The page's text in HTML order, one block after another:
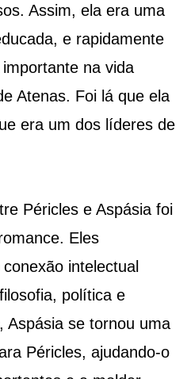
Assim, ela era uma
e rapidamente
na vida
Atenas. Foi lá que ela
era um dos líderes de
Péricles e Aspásia foi
Eles
intelectual
política e
Aspásia se tornou uma
Péricles, ajudando-o